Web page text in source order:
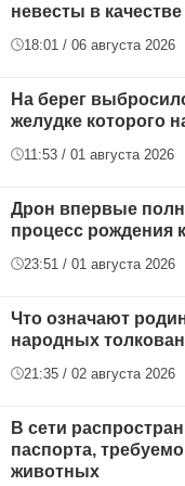
невесты в
18:01 / 06 августа 2026
На берег
желудке которого
11:53 / 01 августа 2026
Дрон впервые
процесс рождения
23:51 / 01 августа 2026
Что означают
народных
21:35 / 02 августа 2026
В сети
паспорта,
животных